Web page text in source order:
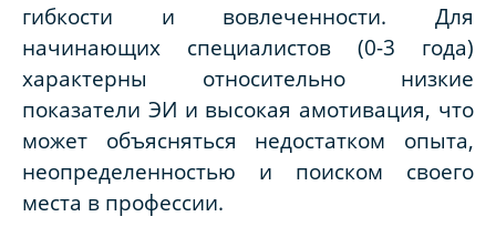
гибкости и вовлеченности. Для
начинающих специалистов (0-3 года)
характерны относительно низкие
показатели ЭИ и высокая амотивация, что
может объясняться недостатком опыта,
неопределенностью и поиском своего
места в профессии.